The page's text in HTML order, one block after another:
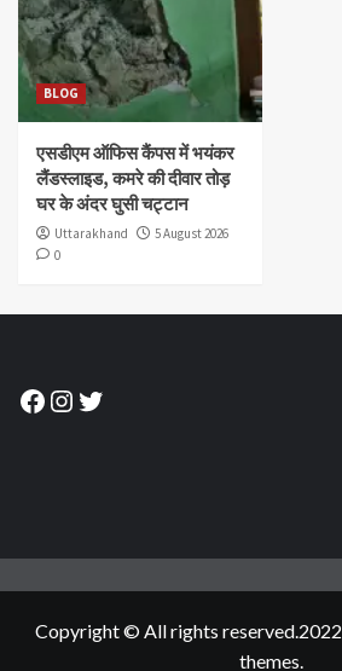
BLOG
एसडीएम ऑफिस कैंपस में भयंकर
लैंडस्लाइड, कमरे की दीवार तोड़
घर के अंदर घुसी चट्टान
Uttarakhand
5 August 2026
0
Facebook
Instagram
Twitter
Copyright © All rights reserved.2022
themes.